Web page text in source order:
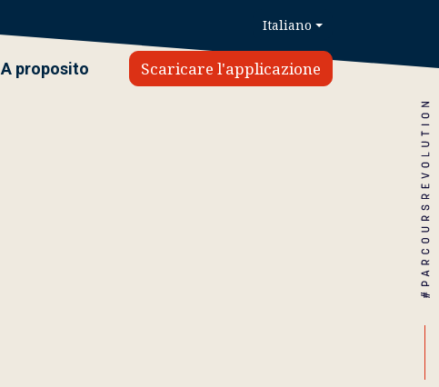
A proposito Scaricare l'applicazione
Italiano